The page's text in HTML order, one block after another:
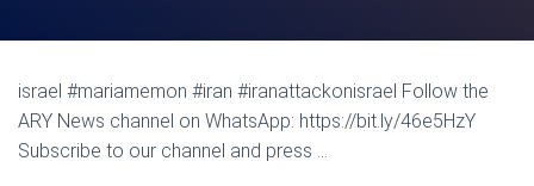
israel #mariamemon #iran #iranattackonisrael Follow the
ARY News channel on WhatsApp: https://bit.ly/46e5HzY
Subscribe to our channel and press …